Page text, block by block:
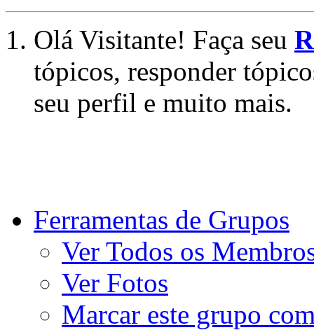
Olá Visitante! Faça seu
tópicos, responder
seu perfil e muito mais.
Ferramentas de Grupos
Ver Todos os
Ver Fotos
Marcar este grupo